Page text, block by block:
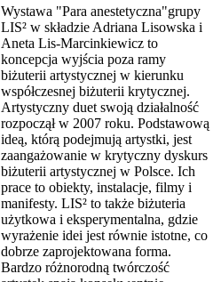
Wystawa "Para anestetyczna"grupy
LIS² w składzie Adriana Lisowska i
Aneta Lis-Marcinkiewicz to
koncepcja wyjścia poza ramy
biżuterii artystycznej w kierunku
współczesnej biżuterii krytycznej.
Artystyczny duet swoją działalność
rozpoczął w 2007 roku. Podstawową
ideą, którą podejmują artystki, jest
zaangażowanie w krytyczny dyskurs
biżuterii artystycznej w Polsce. Ich
prace to obiekty, instalacje, filmy i
manifesty. LIS² to także biżuteria
użytkowa i eksperymentalna, gdzie
wyrażenie idei jest równie istotne, co
dobrze zaprojektowana forma.
Bardzo różnorodną twórczość